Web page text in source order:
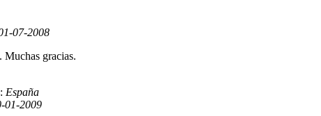
07-2008
Muchas gracias.
: España
01-2009